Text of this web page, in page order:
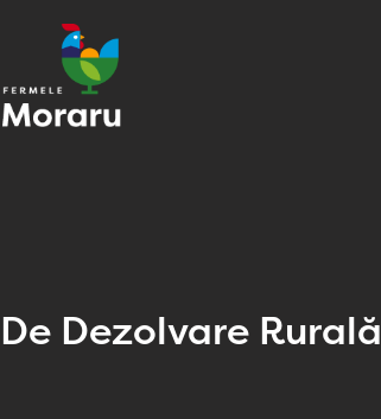
Dezolvare Rurală